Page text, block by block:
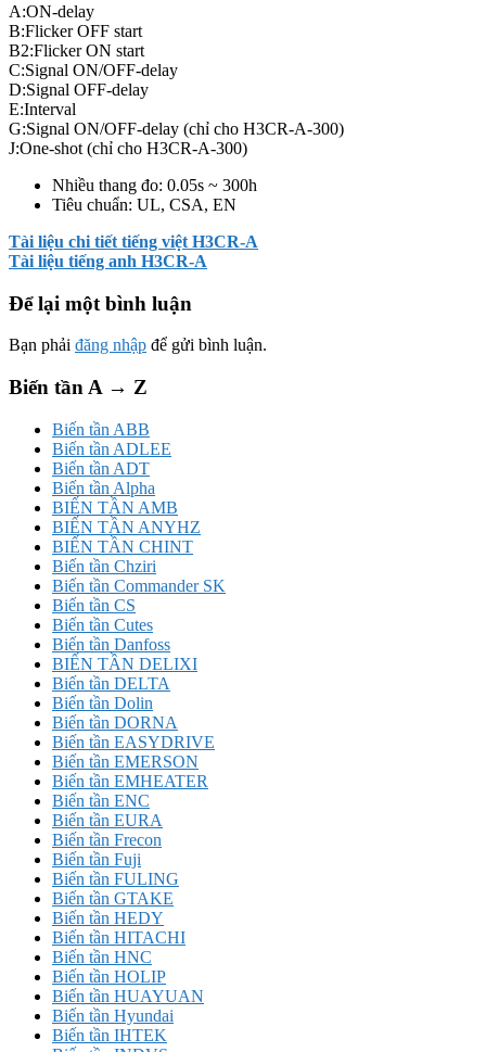
A:ON-delay
B:Flicker OFF start
B2:Flicker ON start
C:Signal ON/OFF-delay
D:Signal OFF-delay
E:Interval
G:Signal ON/OFF-delay (chỉ cho H3CR-A-300)
J:One-shot (chỉ cho H3CR-A-300)
Nhiều thang đo: 0.05s ~ 300h
Tiêu chuẩn: UL, CSA, EN
Tài liệu chi tiết tiếng việt H3CR-A
Tài liệu tiếng anh H3CR-A
Để lại một bình luận
Bạn phải đăng nhập để gửi bình luận.
Biến tần A → Z
Biến tần ABB
Biến tần ADLEE
Biến tần ADT
Biến tần Alpha
BIẾN TẦN AMB
BIẾN TẦN ANYHZ
BIẾN TẦN CHINT
Biến tần Chziri
Biến tần Commander SK
Biến tần CS
Biến tần Cutes
Biến tần Danfoss
BIẾN TẦN DELIXI
Biến tần DELTA
Biến tần Dolin
Biến tần DORNA
Biến tần EASYDRIVE
Biến tần EMERSON
Biến tần EMHEATER
Biến tần ENC
Biến tần EURA
Biến tần Frecon
Biến tần Fuji
Biến tần FULING
Biến tần GTAKE
Biến tần HEDY
Biến tần HITACHI
Biến tần HNC
Biến tần HOLIP
Biến tần HUAYUAN
Biến tần Hyundai
Biến tần IHTEK